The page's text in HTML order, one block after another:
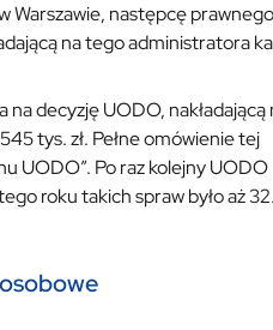
Warszawie, następcę prawnego
na tego administratora
decyzję UODO, nakładającą
tys. zł. Pełne omówienie tej
UODO”. Po raz kolejny UODO
roku takich spraw było aż 32.